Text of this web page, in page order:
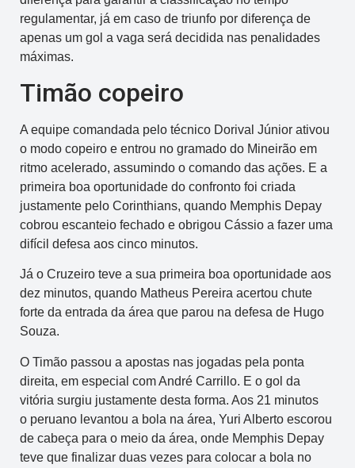
regulamentar, já em caso de triunfo por diferença de
apenas um gol a vaga será decidida nas penalidades
máximas.
Timão copeiro
A equipe comandada pelo técnico Dorival Júnior ativou
o modo copeiro e entrou no gramado do Mineirão em
ritmo acelerado, assumindo o comando das ações. E a
primeira boa oportunidade do confronto foi criada
justamente pelo Corinthians, quando Memphis Depay
cobrou escanteio fechado e obrigou Cássio a fazer uma
difícil defesa aos cinco minutos.
Já o Cruzeiro teve a sua primeira boa oportunidade aos
dez minutos, quando Matheus Pereira acertou chute
forte da entrada da área que parou na defesa de Hugo
Souza.
O Timão passou a apostas nas jogadas pela ponta
direita, em especial com André Carrillo. E o gol da
vitória surgiu justamente desta forma. Aos 21 minutos
o peruano levantou a bola na área, Yuri Alberto escorou
de cabeça para o meio da área, onde Memphis Depay
teve que finalizar duas vezes para colocar a bola no